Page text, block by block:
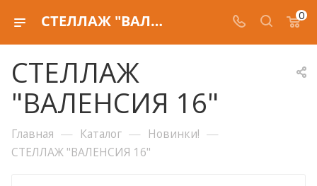
СТЕЛЛАЖ "ВАЛЕНСИЯ 16" 0
СТЕЛЛАЖ
"ВАЛЕНСИЯ 16"
Главная — Каталог — Новинки! —
СТЕЛЛАЖ "ВАЛЕНСИЯ 16"